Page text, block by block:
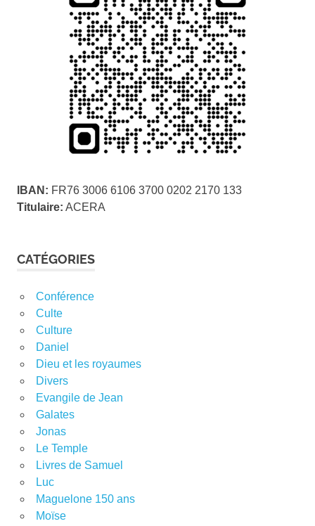
IBAN: FR76 3006 6106 3700 0202 2170 133
Titulaire: ACERA
CATÉGORIES
Conférence
Culte
Culture
Daniel
Dieu et les royaumes
Divers
Evangile de Jean
Galates
Jonas
Le Temple
Livres de Samuel
Luc
Maguelone 150 ans
Moïse